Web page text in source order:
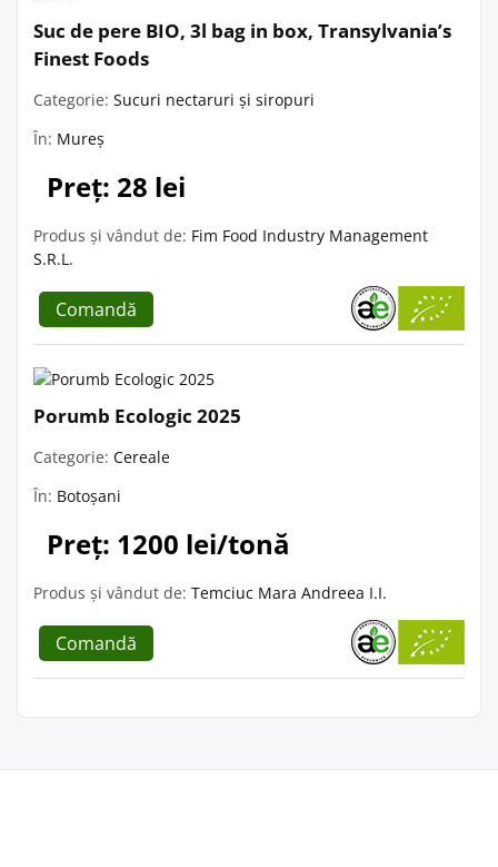
Suc de pere BIO, 3l bag in box, Transylvania’s
Finest Foods
Categorie: Sucuri nectaruri și siropuri
În: Mureș
Preț: 28 lei
Produs și vândut de: Fim Food Industry Management
S.R.L.
Comandă
Porumb Ecologic 2025
Categorie: Cereale
În: Botoșani
Preț: 1200 lei/tonă
Produs și vândut de: Temciuc Mara Andreea I.I.
Comandă